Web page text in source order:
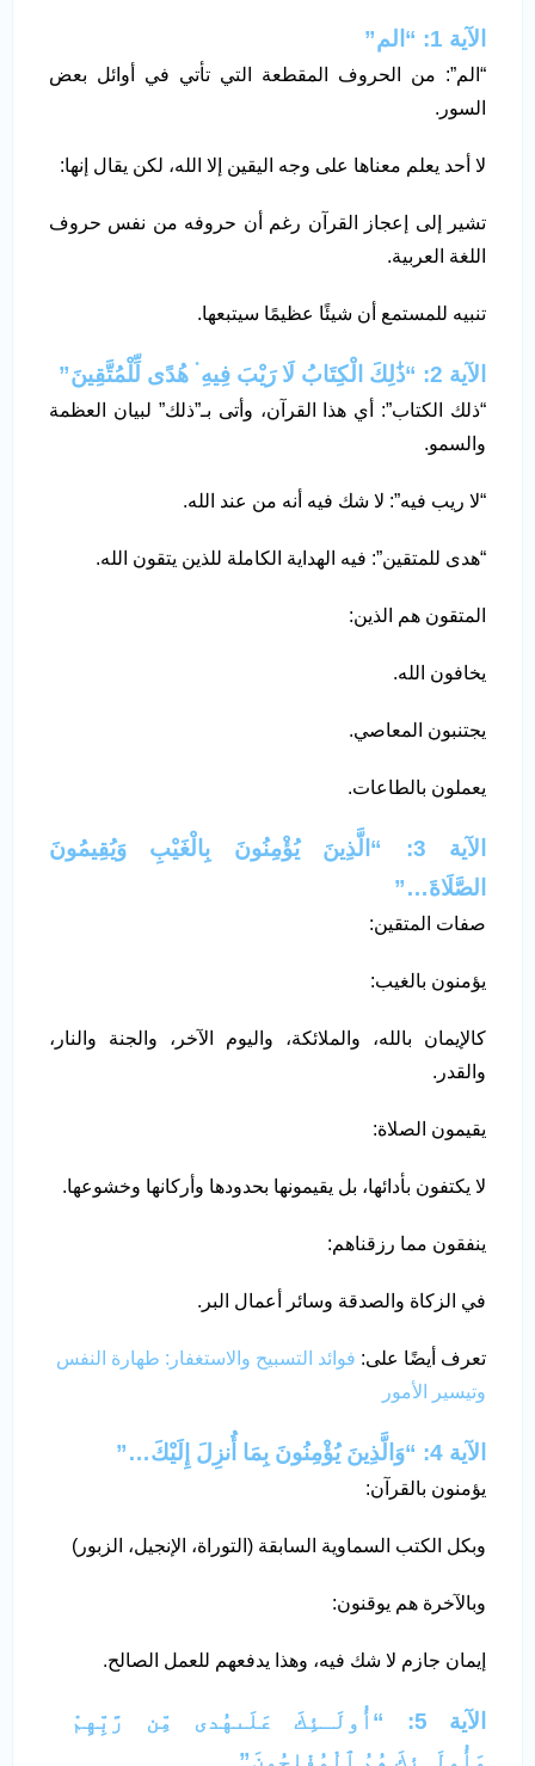
الآية 1: “الم”
“الم”: من الحروف المقطعة التي تأتي في أوائل بعض
السور.
لا أحد يعلم معناها على وجه اليقين إلا الله، لكن يقال إنها:
تشير إلى إعجاز القرآن رغم أن حروفه من نفس حروف
اللغة العربية.
تنبيه للمستمع أن شيئًا عظيمًا سيتبعها.
الآية 2: “ذَٰلِكَ الْكِتَابُ لَا رَيْبَ فِيهِ ۛ هُدًى لِّلْمُتَّقِينَ”
“ذلك الكتاب”: أي هذا القرآن، وأتى بـ”ذلك” لبيان العظمة
والسمو.
“لا ريب فيه”: لا شك فيه أنه من عند الله.
“هدى للمتقين”: فيه الهداية الكاملة للذين يتقون الله.
المتقون هم الذين:
يخافون الله.
يجتنبون المعاصي.
يعملون بالطاعات.
الآية 3: “الَّذِينَ يُؤْمِنُونَ بِالْغَيْبِ وَيُقِيمُونَ
الصَّلَاةَ…”
صفات المتقين:
يؤمنون بالغيب:
كالإيمان بالله، والملائكة، واليوم الآخر، والجنة والنار،
والقدر.
يقيمون الصلاة:
لا يكتفون بأدائها، بل يقيمونها بحدودها وأركانها وخشوعها.
ينفقون مما رزقناهم:
في الزكاة والصدقة وسائر أعمال البر.
تعرف أيضًا على: فوائد التسبيح والاستغفار: طهارة النفس
وتيسير الأمور
الآية 4: “وَالَّذِينَ يُؤْمِنُونَ بِمَا أُنزِلَ إِلَيْكَ…”
يؤمنون بالقرآن:
وبكل الكتب السماوية السابقة (التوراة، الإنجيل، الزبور)
وبالآخرة هم يوقنون:
إيمان جازم لا شك فيه، وهذا يدفعهم للعمل الصالح.
الآية 5: “أُولَـئِكَ عَلَىهُدى مِّن رَّبِّهِمْ
وَأُولَـئِكَ هُمُ ٱلْمُفْلِحُونَ”